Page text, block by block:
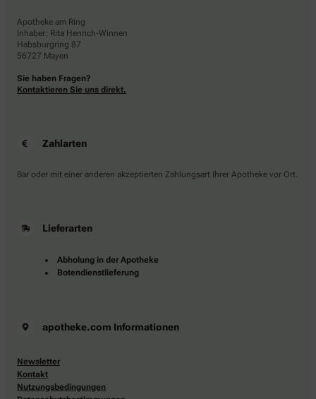
Apotheke am Ring
Inhaber: Rita Henrich-Winnen
Habsburgring 87
56727 Mayen
Sie haben Fragen?
Kontaktieren Sie uns direkt.
Zahlarten
Bar oder mit einer anderen akzeptierten Zahlungsart Ihrer Apotheke vor Ort.
Lieferarten
Abholung in der Apotheke
Botendienstlieferung
apotheke.com Informationen
Newsletter
Kontakt
Nutzungsbedingungen